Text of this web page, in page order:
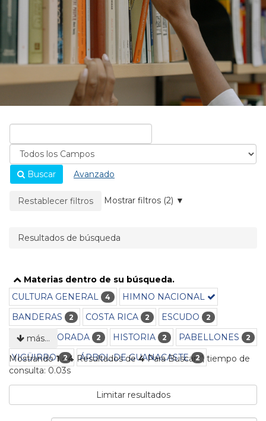
Buscar
Avanzado
La página se recargará cuando se elimine un filtro.
Restablecer filtros Mostrar filtros (2)
Resultados de búsqueda
Materias dentro de su búsqueda.
CULTURA GENERAL
4
HIMNO NACIONAL
BANDERAS
2 COSTA RICA 2 ESCUDO 2
GUARIA MORADA 2 HISTORIA 2 PABELLONES 2
YIGÜIRRO 2 ÁRBOL DE GUANACASTE 2
más…
Mostrando1 - 4 Resultados de4Para Buscar '', tiempo de
consulta: 0.03s
Limitar resultados